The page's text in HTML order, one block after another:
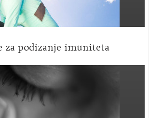
za podizanje imuniteta